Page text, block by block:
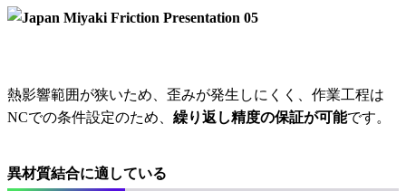
熱影響範囲が狭いため、歪みが発生しにくく、作業工程は
NCでの条件設定のため、 繰り返し精度の保証が可能です。
異材質結合に適している